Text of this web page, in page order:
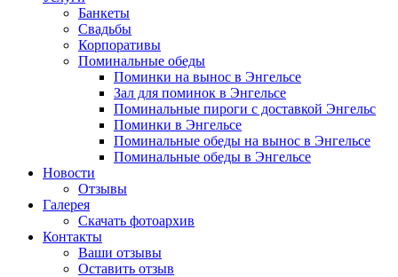
Банкеты
Свадьбы
Корпоративы
Поминальные обеды
Поминки на вынос в Энгельсе
Зал для поминок в Энгельсе
Поминальные пироги с доставкой Энгельс
Поминки в Энгельсе
Поминальные обеды на вынос в Энгельсе
Поминальные обеды в Энгельсе
Новости
Отзывы
Галерея
Скачать фотоархив
Контакты
Ваши отзывы
Оставить отзыв